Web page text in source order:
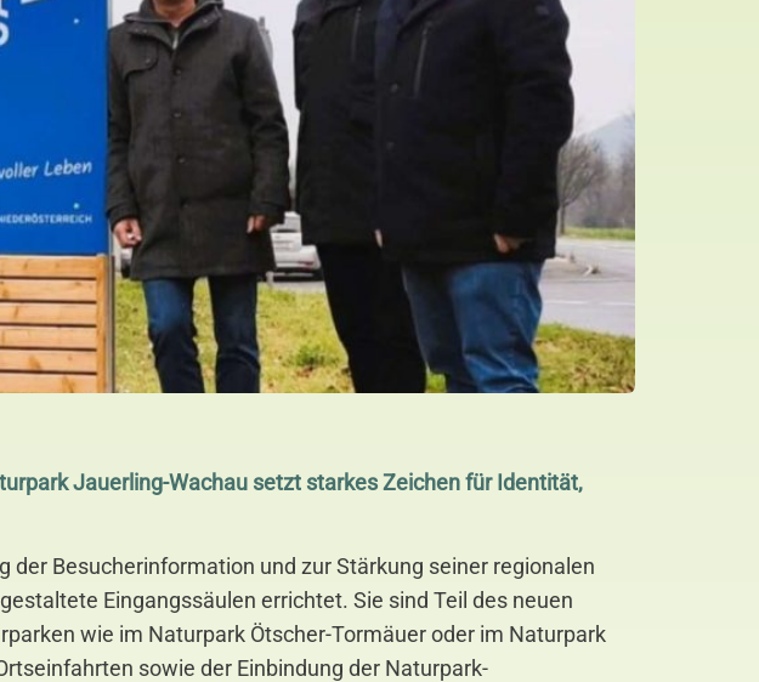
Jauerling-Wachau setzt starkes Zeichen für Identität,
der Besucherinformation und zur Stärkung seiner regionalen
Eingangssäulen errichtet. Sie sind Teil des neuen
wie im Naturpark Ötscher-Tormäuer oder im Naturpark
sowie der Einbindung der Naturpark-